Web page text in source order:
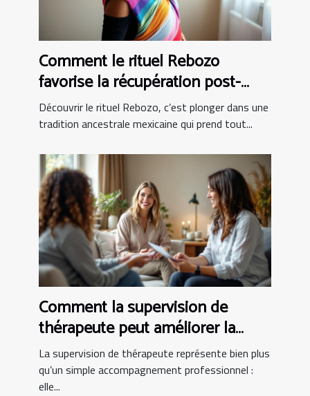
Comment le rituel Rebozo
favorise la récupération post-
partum ?
Découvrir le rituel Rebozo, c’est plonger dans une
tradition ancestrale mexicaine qui prend tout...
Comment la supervision de
thérapeute peut améliorer la
pratique clinique
La supervision de thérapeute représente bien plus
qu’un simple accompagnement professionnel :
elle...